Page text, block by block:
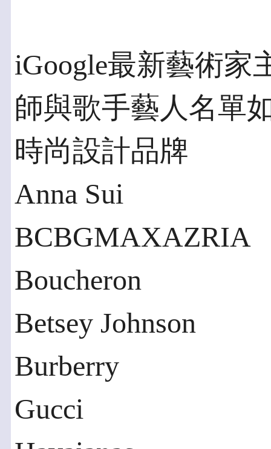
iGoogle最新藝術家
師與歌手藝人名單
時尚設計品牌
Anna Sui
BCBGMAXAZRIA
Boucheron
Betsey Johnson
Burberry
Gucci